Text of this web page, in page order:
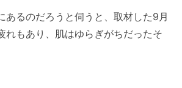
あるのだろうと伺うと、取材した9月
れもあり、肌はゆらぎがちだったそ